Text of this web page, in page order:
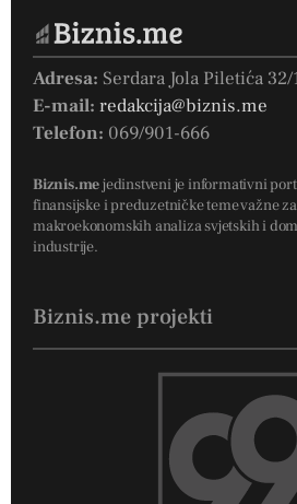
Adresa: Serdara Jola Piletića
E-mail: redakcija@biznis.me
Telefon: 069/901-666
Biznis.mejedinstveni je informativni
finansijske i preduzetničke teme važne
makroekonomskih analiza svjetskih i
industrije.
Biznis.me projekti